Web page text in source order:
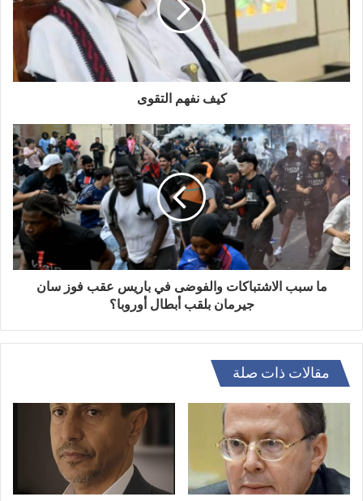
كيف نفهم التقوى
ما سبب الاشتباكات والفوضى في باريس عقب فوز سان
جيرمان بلقب أبطال أوروبا؟
مقالات ذات صلة